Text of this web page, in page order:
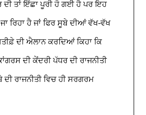
ਦੀ ਤਾਂ ਇੱਛਾ ਪੂਰੀ ਹੋ ਗਈ ਹੈ ਪਰ ਇਹ
ਰਿਹਾ ਹੈ ਜਾਂ ਫਿਰ ਸੂਬੇ ਦੀਆਂ ਵੱਖ-ਵੱਖ
ਦੀ ਐਲਾਨ ਕਰਦਿਆਂ ਕਿਹਾ ਕਿ
ਦੀ ਕੇਂਦਰੀ ਪੱਧਰ ਦੀ ਰਾਜਨੀਤੀ
ਰਾਜਨੀਤੀ ਵਿਚ ਹੀ ਸਰਗਰਮ